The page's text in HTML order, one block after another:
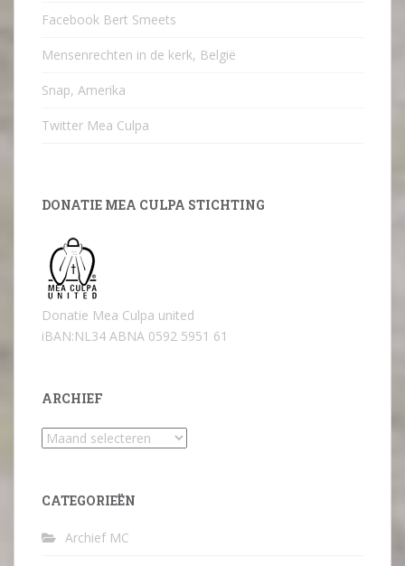
Facebook Bert Smeets
Mensenrechten in de kerk, België
Snap, Amerika
Twitter Mea Culpa
DONATIE MEA CULPA STICHTING
Donatie Mea Culpa united
iBAN:NL34 ABNA 0592 5951 61
ARCHIEF
Archief
CATEGORIEËN
Archief MC